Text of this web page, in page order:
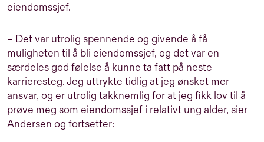
eiendomssjef.
– Det var utrolig spennende og givende å få
muligheten til å bli eiendomssjef, og det var en
særdeles god følelse å kunne ta fatt på neste
karrieresteg. Jeg uttrykte tidlig at jeg ønsket mer
ansvar, og er utrolig takknemlig for at jeg fikk lov til å
prøve meg som eiendomssjef i relativt ung alder, sier
Andersen og fortsetter: